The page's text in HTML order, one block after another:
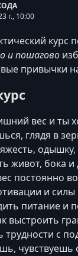
г., 10:00
курс
и пошагово
привычки
вес и ты
глядя в
одышку,
живот, бока
постоянно
и
питание и
выстроить
с